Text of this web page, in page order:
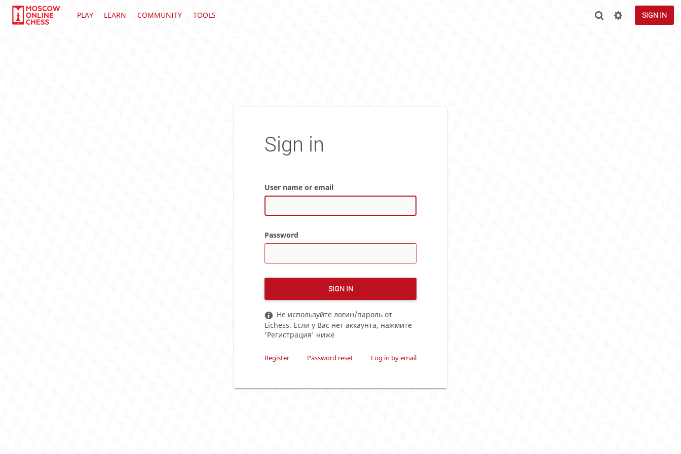
PLAY LEARN COMMUNITY TOOLS SIGN IN
Sign in
User name or email
Password
SIGN IN
Не используйте логин/пароль от
Lichess. Если у Вас нет аккаунта, нажмите
'Регистрация' ниже
Register Password reset Log in by email